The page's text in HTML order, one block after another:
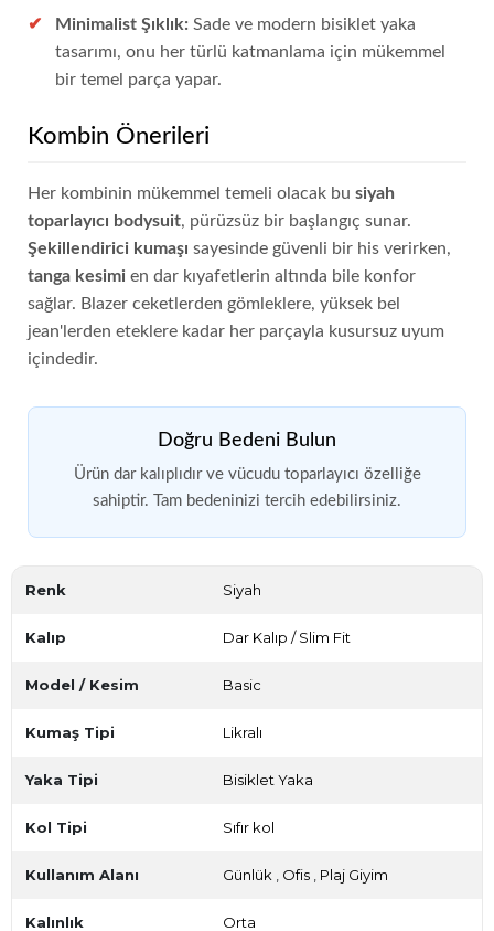
Minimalist Şıklık: Sade ve modern bisiklet yaka
tasarımı, onu her türlü katmanlama için mükemmel
bir temel parça yapar.
Kombin Önerileri
Her kombinin mükemmel temeli olacak bu siyah
toparlayıcı bodysuit, pürüzsüz bir başlangıç sunar.
Şekillendirici kumaşı sayesinde güvenli bir his verirken,
tanga kesimi en dar kıyafetlerin altında bile konfor
sağlar. Blazer ceketlerden gömleklere, yüksek bel
jean'lerden eteklere kadar her parçayla kusursuz uyum
içindedir.
Doğru Bedeni Bulun
Ürün dar kalıplıdır ve vücudu toparlayıcı özelliğe
sahiptir. Tam bedeninizi tercih edebilirsiniz.
Renk Siyah
Kalıp Dar Kalıp / Slim Fit
Model / Kesim Basic
Kumaş Tipi Likralı
Yaka Tipi Bisiklet Yaka
Kol Tipi Sıfır kol
Kullanım Alanı Günlük Ofis Plaj Giyim
Kalınlık Orta